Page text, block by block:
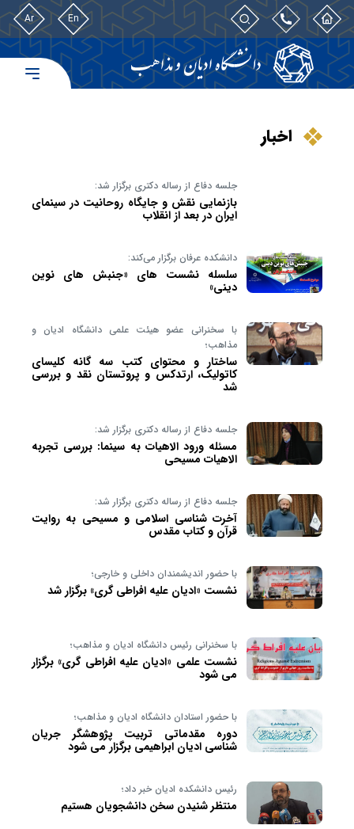
En
Ar
اخبار
جلسه دفاع از رساله دکتری برگزار شد:
بازنمایی نقش و جایگاه روحانیت در سینمای
ایران در بعد از انقلاب
دانشکده عرفان برگزار می‌کند:
سلسله نشست های «جنبش های نوین
دینی»
با سخنرانی عضو هیئت علمی دانشگاه ادیان و
مذاهب؛
ساختار و محتوای کتب سه گانه کلیسای
کاتولیک، ارتدکس و پروتستان نقد و بررسی
شد
جلسه دفاع از رساله دکتری برگزار شد:
مسئله ورود الاهیات به سینما: بررسی تجربه
الاهیات مسیحی
جلسه دفاع از رساله دکتری برگزار شد:
آخرت شناسی اسلامی و مسیحی به روایت
قرآن و کتاب مقدس
با حضور اندیشمندان داخلی و خارجی؛
نشست «ادیان علیه افراطی گری» برگزار شد
با سخنرانی رئیس دانشگاه ادیان و مذاهب؛
نشست علمی «ادیان علیه افراطی گری» برگزار
می شود
با حضور استادان دانشگاه ادیان و مذاهب؛
دوره مقدماتی تربیت پژوهشگر جریان
شناسی ادیان ابراهیمی برگزار می شود
رئیس دانشکده ادیان خبر داد؛
منتظر شنیدن سخن دانشجویان هستیم